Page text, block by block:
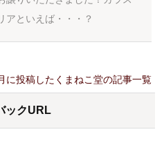
アといえば・・・？
に投稿したくまねこ堂の記事一覧
ックURL